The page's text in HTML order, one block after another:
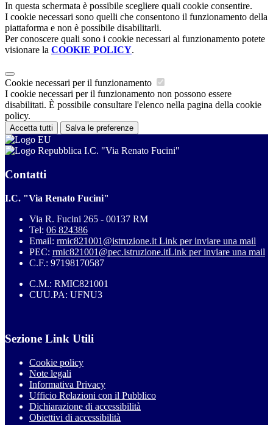
In questa schermata è possibile scegliere quali cookie consentire.
I cookie necessari sono quelli che consentono il funzionamento della
piattaforma e non è possibile disabilitarli.
Per conoscere quali sono i cookie necessari al funzionamento potete
visionare la COOKIE POLICY.
Cookie necessari per il funzionamento
I cookie necessari per il funzionamento non possono essere
disabilitati. È possibile consultare l'elenco nella pagina della cookie
policy.
Accetta tutti Salva le preferenze
I.C. "Via Renato Fucini"
Contatti
I.C. "Via Renato Fucini"
Via R. Fucini 265 - 00137 RM
Tel: 06 824386
Email: rmic821001@istruzione.it Link per inviare una mail
PEC: rmic821001@pec.istruzione.itLink per inviare una mail
C.F.: 97198170587
C.M.: RMIC821001
CUU.PA: UFNU3
Sezione Link Utili
Cookie policy
Note legali
Informativa Privacy
Ufficio Relazioni con il Pubblico
Dichiarazione di accessibilità
Obiettivi di accessibilità